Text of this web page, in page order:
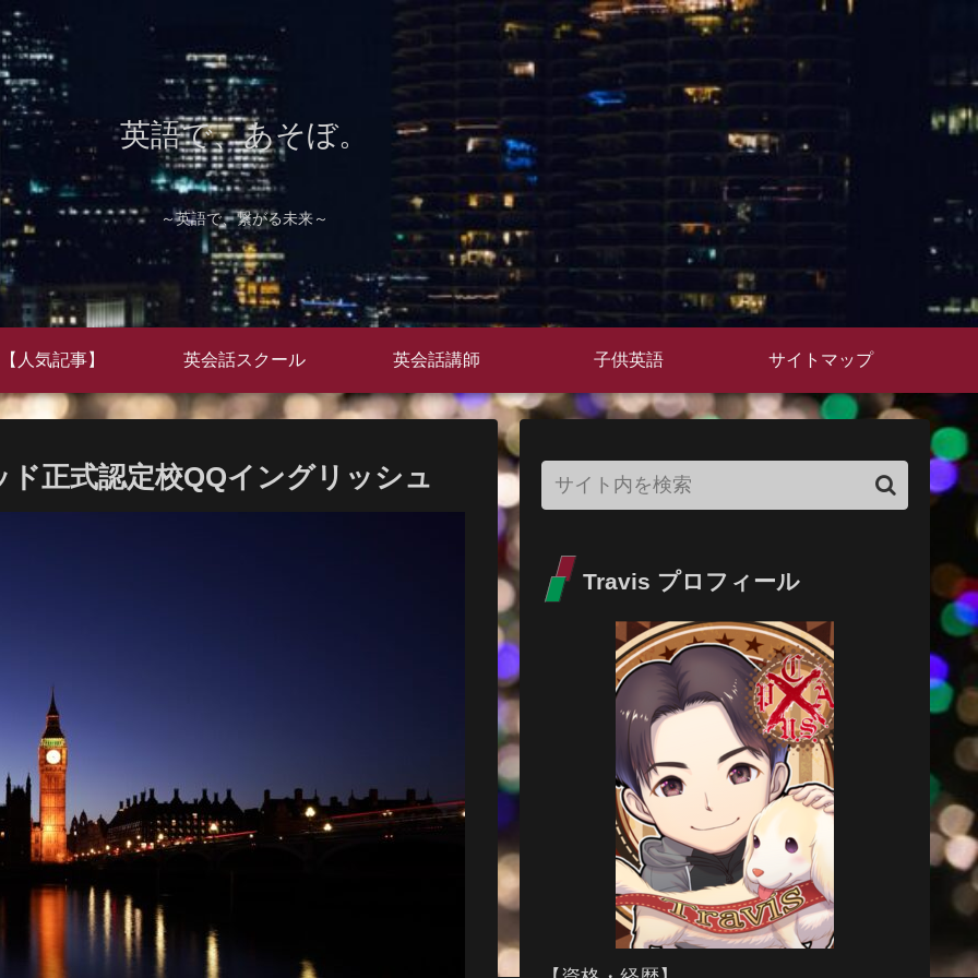
英語で、あそぼ。
～英語で、繋がる未来～
【人気記事】 英会話スクール 英会話講師 子供英語 サイトマップ
正式認定校QQイングリッシュ
Travis プロフィール